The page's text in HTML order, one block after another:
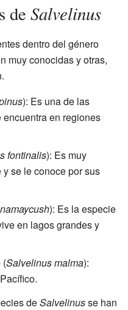
de Salvelinus
dentro del género
muy conocidas y otras,
): Es una de las
en regiones
fontinalis): Es muy
se le conoce por sus
): Es la especie
en lagos grandes y
(Salvelinus malma):
deSalvelinusse han